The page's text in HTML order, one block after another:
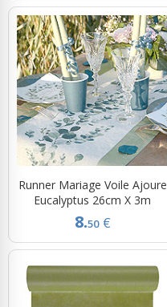
Runner Mariage Voile Ajoure
Eucalyptus 26cm X 3m
8.50 €